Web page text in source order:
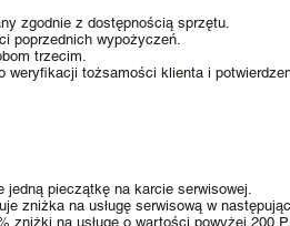
zgodnie z dostępnością sprzętu.
poprzednich wypożyczeń.
trzecim.
tożsamości klienta i
jedną pieczątkę na karcie serwisowej.
zniżka na usługę serwisową w
zniżki na usługę o wartości powyżej 200